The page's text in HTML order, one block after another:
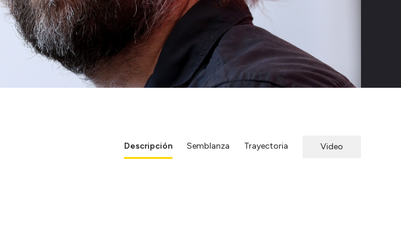
Descripción Semblanza Trayectoria Video